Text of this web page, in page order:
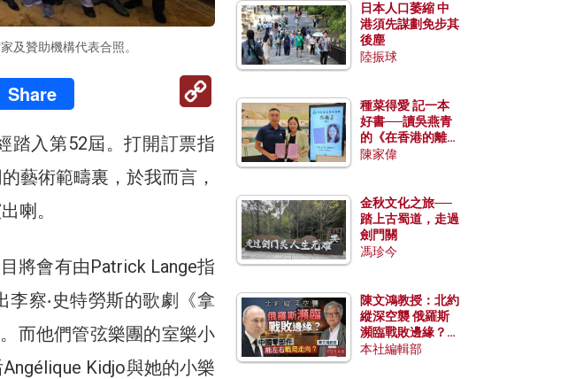
及贊助機構代表合照。
Share
踏入第52屆。打開訂票指
藝術範疇裏，於我而言，
喇。
將會有由Patrick Lange指
察‧史特勞斯的歌劇《拿
而他們管弦樂團的室樂小
Kidjo與她的小樂
日本人口萎縮 中
港須先謀劃免步其
後塵
陸振球
種菜得愛 記一本
好書──讀吳燕青
的《在香港的離島
種菜》
陳家偉
金秋文化之旅──
踏上古蜀道，走過
劍門關
馮珍今
陳文鴻教授：北約
縱深空襲 俄羅斯
瀕臨戰敗邊緣？中
國零部件能左右戰
本社編輯部